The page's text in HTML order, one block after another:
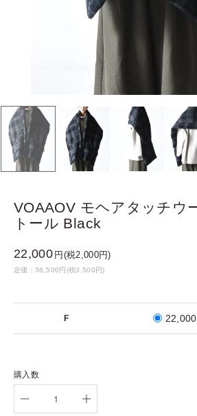
VOAAOV モヘアタッチウ
トール Black
22,000 円(税2,000円)
定価：38,500円(税3,500円)
F
購入数